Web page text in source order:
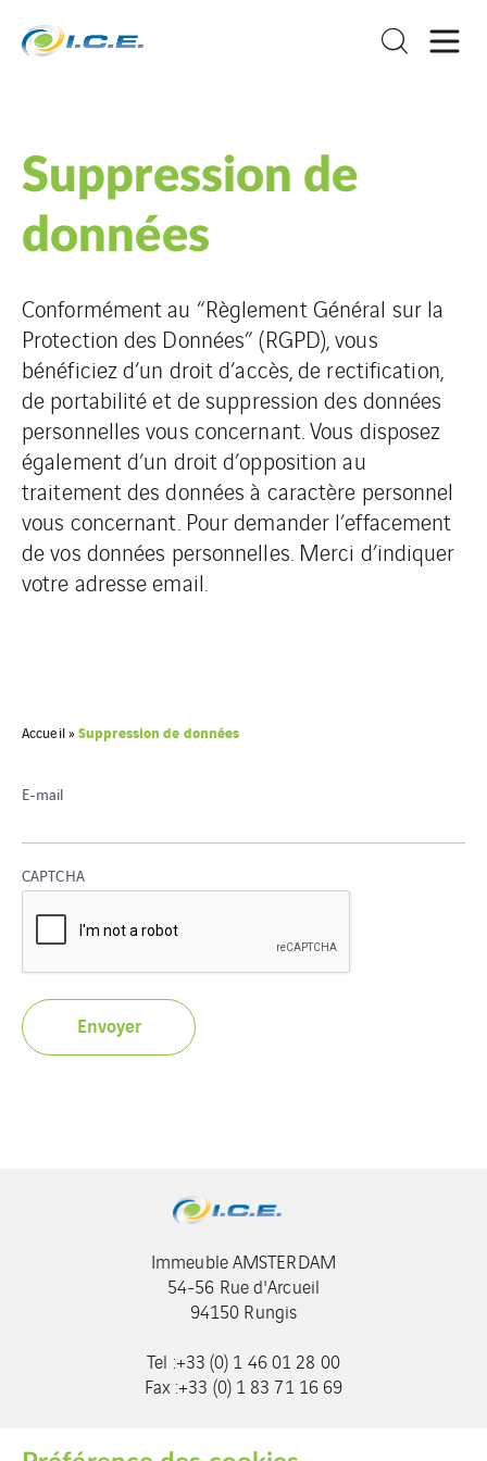
Suppression de
données
Conformément au “Règlement Général sur la
Protection des Données” (RGPD), vous
bénéficiez d’un droit d’accès, de rectification,
de portabilité et de suppression des données
personnelles vous concernant. Vous disposez
également d’un droit d’opposition au
traitement des données à caractère personnel
vous concernant. Pour demander l’effacement
de vos données personnelles. Merci d’indiquer
votre adresse email.
Accueil»Suppression de données
E-mail
CAPTCHA
Immeuble AMSTERDAM
54-56 Rue d'Arcueil
94150 Rungis
Tel :+33 (0) 1 46 01 28 00
Fax :+33 (0) 1 83 71 16 69